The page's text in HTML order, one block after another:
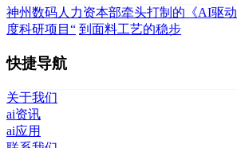
神州数码人力资本部牵头打制的《AI驱动
度科研项目“ 到面料工艺的稳步
快捷导航
关于我们
ai资讯
ai应用